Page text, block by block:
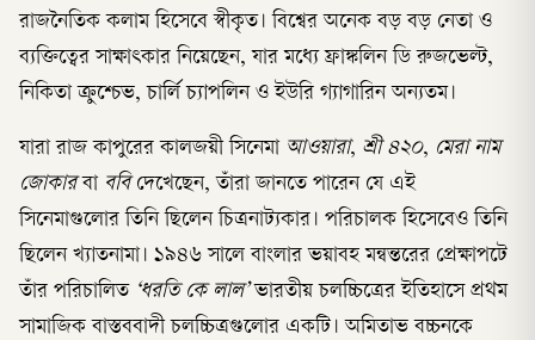
রাজনৈতিক কলাম হিসেবে স্বীকৃত। বিশ্বের অনেক বড় বড় নেতা ও
ব্যক্তিত্বের সাক্ষাৎকার নিয়েছেন, যার মধ্যে ফ্রাঙ্কলিন ডি রুজভেল্ট,
নিকিতা ক্রুশ্চেভ, চার্লি চ্যাপলিন ও ইউরি গ্যাগারিন অন্যতম।
যারা রাজ কাপুরের কালজয়ী সিনেমা আওয়ারা, শ্রী ৪২০, মেরা নাম
জোকারবা ববিদেখেছেন, তাঁরা জানতে পারেন যে এই
সিনেমাগুলোর তিনি ছিলেন চিত্রনাট্যকার। পরিচালক হিসেবেও তিনি
ছিলেন খ্যাতনামা। ১৯৪৬ সালে বাংলার ভয়াবহ মন্বন্তরের প্রেক্ষাপটে
তাঁর পরিচালিত ‘ধরতি কে লাল’ভারতীয় চলচ্চিত্রের ইতিহাসে প্রথম
সামাজিক বাস্তববাদী চলচ্চিত্রগুলোর একটি। অমিতাভ বচ্চনকে